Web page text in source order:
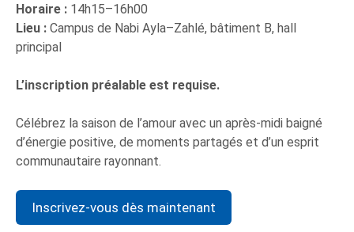
Horaire : 14h15–16h00
Lieu : Campus de Nabi Ayla–Zahlé, bâtiment B, hall
principal
L’inscription préalable est requise.
Célébrez la saison de l’amour avec un après-midi baigné
d’énergie positive, de moments partagés et d’un esprit
communautaire rayonnant.
Inscrivez-vous dès maintenant